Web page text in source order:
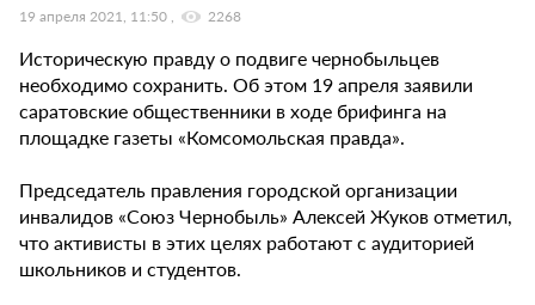
19 апреля 2021, 11:50 2268
Историческую правду о подвиге чернобыльцев
необходимо сохранить. Об этом 19 апреля заявили
саратовские общественники в ходе брифинга на
площадке газеты «Комсомольская правда».
Председатель правления городской организации
инвалидов «Союз Чернобыль» Алексей Жуков отметил,
что активисты в этих целях работают с аудиторией
школьников и студентов.